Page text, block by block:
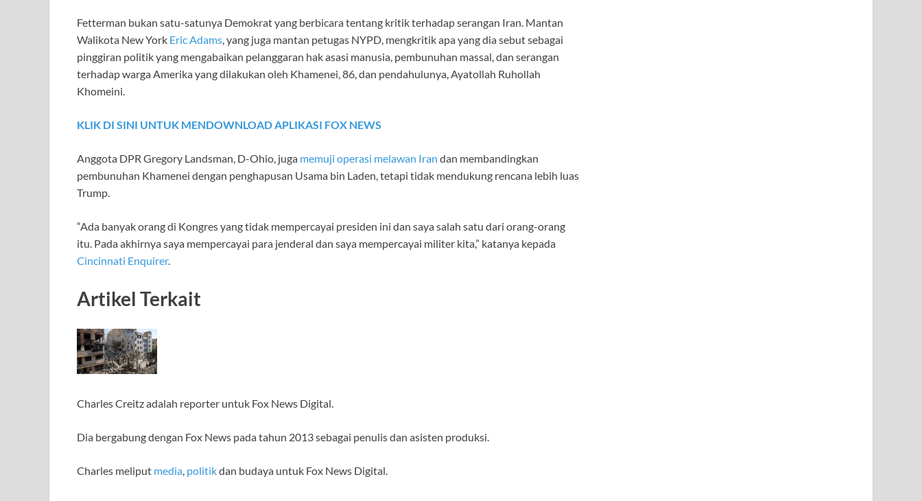
Fetterman bukan satu-satunya Demokrat yang berbicara tentang kritik terhadap serangan Iran. Mantan
Walikota New York Eric Adams, yang juga mantan petugas NYPD, mengkritik apa yang dia sebut sebagai
pinggiran politik yang mengabaikan pelanggaran hak asasi manusia, pembunuhan massal, dan serangan
terhadap warga Amerika yang dilakukan oleh Khamenei, 86, dan pendahulunya, Ayatollah Ruhollah
Khomeini.
KLIK DI SINI UNTUK MENDOWNLOAD APLIKASI FOX NEWS
Anggota DPR Gregory Landsman, D-Ohio, juga memuji operasi melawan Iran dan membandingkan
pembunuhan Khamenei dengan penghapusan Usama bin Laden, tetapi tidak mendukung rencana lebih luas
Trump.
“Ada banyak orang di Kongres yang tidak mempercayai presiden ini dan saya salah satu dari orang-orang
itu. Pada akhirnya saya mempercayai para jenderal dan saya mempercayai militer kita,” katanya kepada
Cincinnati Enquirer.
Artikel Terkait
Charles Creitz adalah reporter untuk Fox News Digital.
Dia bergabung dengan Fox News pada tahun 2013 sebagai penulis dan asisten produksi.
Charles meliput media politikdan budaya untuk Fox News Digital.